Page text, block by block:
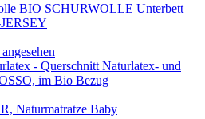
BIO SCHURWOLLE Unterbett
Naturlatex- und
im Bio Bezug